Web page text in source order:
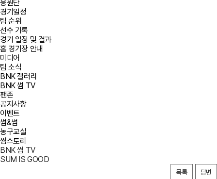
응원단
경기일정
팀 순위
선수 기록
경기 일정 및 결과
홈 경기장 안내
미디어
팀 소식
BNK 갤러리
BNK 썸 TV
팬존
공지사항
이벤트
썸&썸
농구교실
썸스토리
BNK 썸 TV
SUM IS GOOD
목록 답변